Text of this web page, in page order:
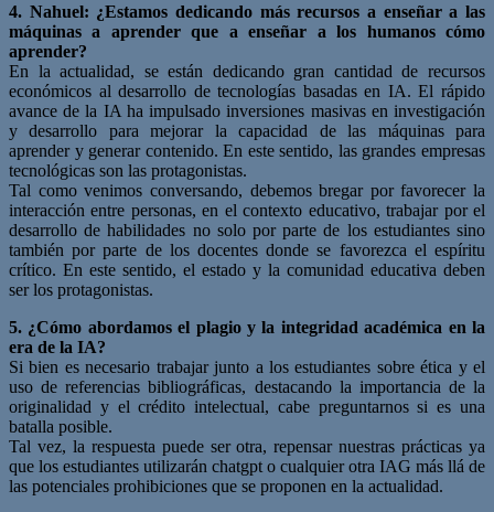
4. Nahuel: ¿Estamos dedicando más recursos a enseñar a las
máquinas a aprender que a enseñar a los humanos cómo
aprender?
En la actualidad, se están dedicando gran cantidad de recursos
económicos al desarrollo de tecnologías basadas en IA. El rápido
avance de la IA ha impulsado inversiones masivas en investigación
y desarrollo para mejorar la capacidad de las máquinas para
aprender y generar contenido. En este sentido, las grandes empresas
tecnológicas son las protagonistas.
Tal como venimos conversando, debemos bregar por favorecer la
interacción entre personas, en el contexto educativo, trabajar por el
desarrollo de habilidades no solo por parte de los estudiantes sino
también por parte de los docentes donde se favorezca el espíritu
crítico. En este sentido, el estado y la comunidad educativa deben
ser los protagonistas.
5. ¿Cómo abordamos el plagio y la integridad académica en la
era de la IA?
Si bien es necesario trabajar junto a los estudiantes sobre ética y el
uso de referencias bibliográficas, destacando la importancia de la
originalidad y el crédito intelectual, cabe preguntarnos si es una
batalla posible.
Tal vez, la respuesta puede ser otra, repensar nuestras prácticas ya
que los estudiantes utilizarán chatgpt o cualquier otra IAG más llá de
las potenciales prohibiciones que se proponen en la actualidad.